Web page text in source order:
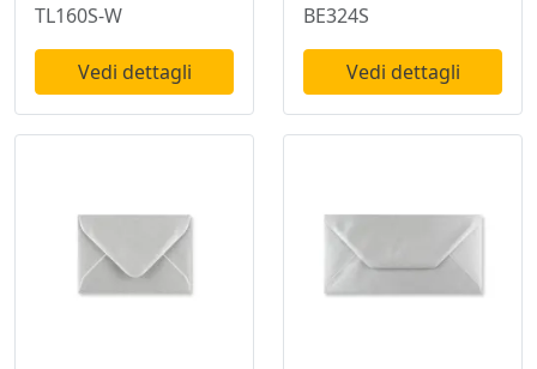
TL160S-W
Vedi dettagli
BE324S
Vedi dettagli